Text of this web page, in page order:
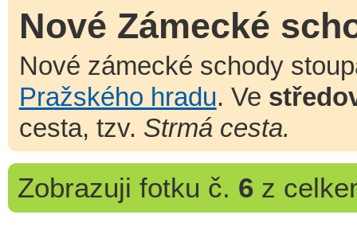
Nové Zámecké
Nové zámecké schody
Pražského hradu. Ve
cesta, tzv. Strmá cesta.
Zobrazuji fotku č. 6z